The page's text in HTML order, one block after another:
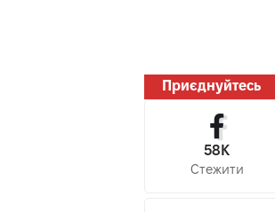
Приєднуйтесь
58K
Стежити